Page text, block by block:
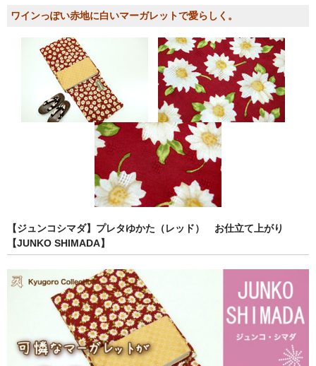
ワインっぽい赤地に白いマーガレットで愛らしく。
【ジュンコシマダ】プレタゆかた（レッド） お仕立て上がり
【JUNKO SHIMADA】